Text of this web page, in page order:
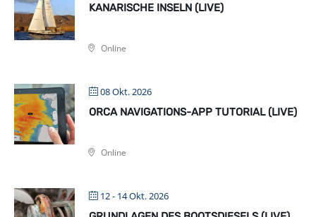
KANARISCHE INSELN (LIVE)
Online
08 Okt. 2026
ORCA NAVIGATIONS-APP TUTORIAL (LIVE)
Online
12 - 14 Okt. 2026